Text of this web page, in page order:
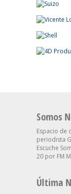
Somos
Espacio de
periodista
Escuche
20 por FM
Última